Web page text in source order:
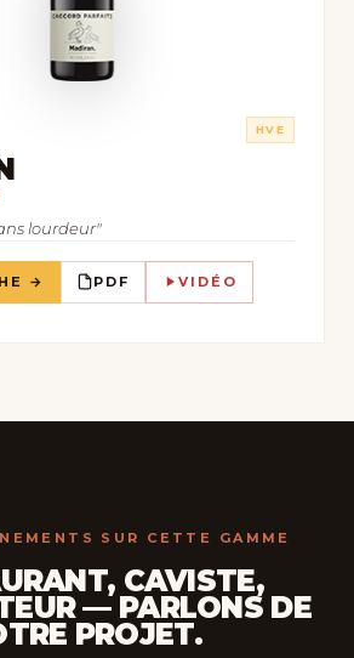
HVE
lourdeur"
→ PDF VIDÉO
SUR CETTE GAMME
CAVISTE,
— PARLONS DE
PROJET.